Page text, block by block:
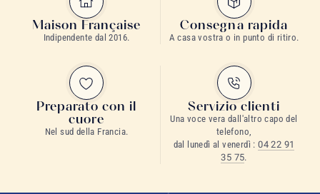
Maison Française
Indipendente dal 2016.
Consegna rapida
A casa vostra o in punto di ritiro.
Preparato con il
cuore
Nel sud della Francia.
Servizio clienti
Una voce vera dall'altro capo del
telefono,
dal lunedì al venerdì :04 22 91
35 75.